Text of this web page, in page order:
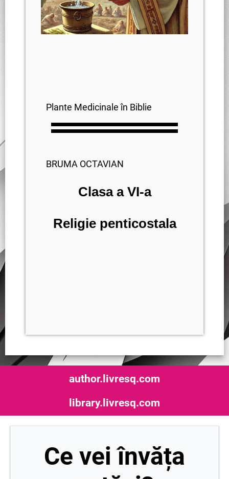
Plante Medicinale în Biblie
BRUMA OCTAVIAN
Clasa a VI-a
Religie penticostala
author.livresq.com
library.livresq.com
Ce vei învăța